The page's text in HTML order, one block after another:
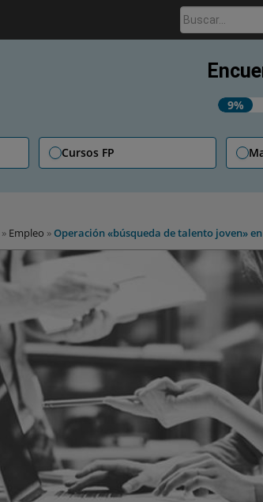
Buscar:
9%
Cursos FP
» Empleo »Operación «búsqueda de talento joven»